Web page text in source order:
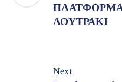
ΛΟΥΤΡΑΚΙ
Next